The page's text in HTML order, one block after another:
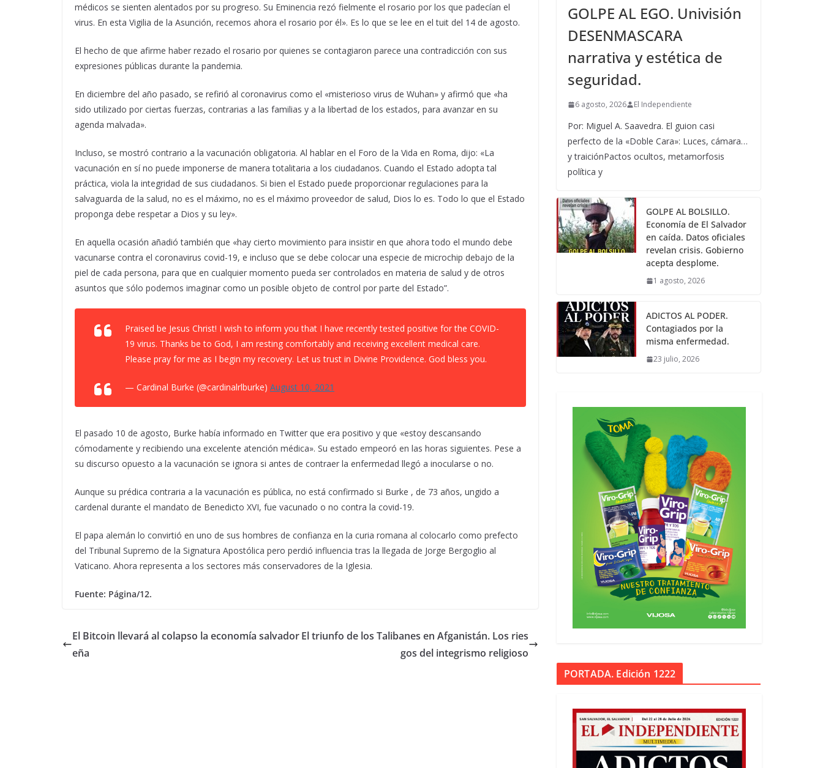
médicos se sienten alentados por su progreso. Su Eminencia rezó fielmente el rosario por los que padecían el
virus. En esta Vigilia de la Asunción, recemos ahora el rosario por él». Es lo que se lee en el tuit del 14 de agosto.
El hecho de que afirme haber rezado el rosario por quienes se contagiaron parece una contradicción con sus
expresiones públicas durante la pandemia.
En diciembre del año pasado, se refirió al coronavirus como el «misterioso virus de Wuhan» y afirmó que «ha
sido utilizado por ciertas fuerzas, contrarias a las familias y a la libertad de los estados, para avanzar en su
agenda malvada».
Incluso, se mostró contrario a la vacunación obligatoria. Al hablar en el Foro de la Vida en Roma, dijo: «La
vacunación en sí no puede imponerse de manera totalitaria a los ciudadanos. Cuando el Estado adopta tal
práctica, viola la integridad de sus ciudadanos. Si bien el Estado puede proporcionar regulaciones para la
salvaguarda de la salud, no es el máximo, no es el máximo proveedor de salud, Dios lo es. Todo lo que el Estado
proponga debe respetar a Dios y su ley».
En aquella ocasión añadió también que «hay cierto movimiento para insistir en que ahora todo el mundo debe
vacunarse contra el coronavirus covid-19, e incluso que se debe colocar una especie de microchip debajo de la
piel de cada persona, para que en cualquier momento pueda ser controlados en materia de salud y de otros
asuntos que sólo podemos imaginar como un posible objeto de control por parte del Estado”.
Praised be Jesus Christ! I wish to inform you that I have recently tested positive for the COVID-
19 virus. Thanks be to God, I am resting comfortably and receiving excellent medical care.
Please pray for me as I begin my recovery. Let us trust in Divine Providence. God bless you.
— Cardinal Burke (@cardinalrlburke) August 10, 2021
El pasado 10 de agosto, Burke había informado en Twitter que era positivo y que «estoy descansando
cómodamente y recibiendo una excelente atención médica». Su estado empeoró en las horas siguientes. Pese a
su discurso opuesto a la vacunación se ignora si antes de contraer la enfermedad llegó a inocularse o no.
Aunque su prédica contraria a la vacunación es pública, no está confirmado si Burke , de 73 años, ungido a
cardenal durante el mandato de Benedicto XVI, fue vacunado o no contra la covid-19.
El papa alemán lo convirtió en uno de sus hombres de confianza en la curia romana al colocarlo como prefecto
del Tribunal Supremo de la Signatura Apostólica pero perdió influencia tras la llegada de Jorge Bergoglio al
Vaticano. Ahora representa a los sectores más conservadores de la Iglesia.
Fuente: Página/12.
El Bitcoin llevará al colapso la economía salvador
eña
El triunfo de los Talibanes en Afganistán. Los ries
gos del integrismo religioso
GOLPE AL EGO. Univisión
DESENMASCARA
narrativa y estética de
seguridad.
6 agosto, 2026 El Independiente
Por: Miguel A. Saavedra. El guion casi
perfecto de la «Doble Cara»: Luces, cámara…
y traiciónPactos ocultos, metamorfosis
política y
GOLPE AL BOLSILLO.
Economía de El Salvador
en caída. Datos oficiales
revelan crisis. Gobierno
acepta desplome.
1 agosto, 2026
ADICTOS AL PODER.
Contagiados por la
misma enfermedad.
23 julio, 2026
PORTADA. Edición 1222